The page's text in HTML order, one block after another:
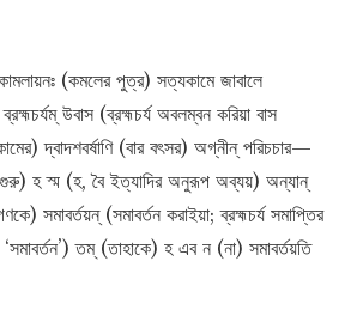
(কমলের পুত্র) সত্যকামে জাবালে
উবাস (ব্রহ্মচর্য অবলম্বন করিয়া বাস
দ্বাদশবর্ষাণি (বার বৎসর) অগ্নীন্ পরিচচার—
(গুরু) হ স্ম (হ, বৈ ইত্যাদির অনুরূপ অব্যয়) অন্যান্
সমাবর্তয়ন্ (সমাবর্তন করাইয়া; ব্রহ্মচর্য সমাপ্তির
তম্ (তাহাকে) হ এব ন (না) সমাবর্তয়তি